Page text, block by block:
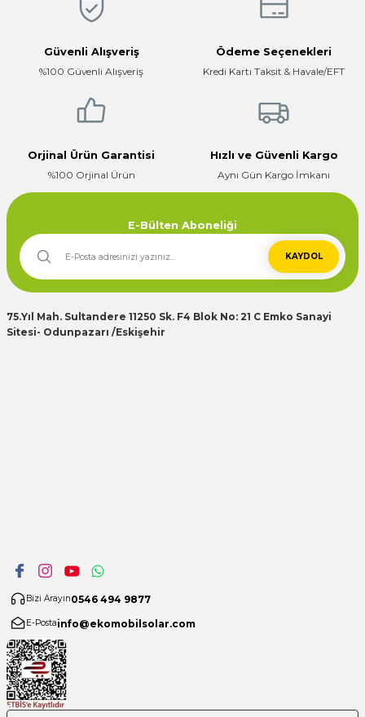
Ürün fiyatı diğer sitelerden daha pahalı.
Mustafa ünlü | 31/12/2025
Firma hızlı ve ilgili
Çok ilgili firma fiyatları uygun.
Deneyimini Paylaş
Güvenli Alışveriş
%100 Güvenli Alışveriş
Ödeme Seçenekleri
Kredi Kartı Taksit & Havale/EFT
Orjinal Ürün Garantisi
%100 Orjinal Ürün
Hızlı ve Güvenli Kargo
Aynı Gün Kargo İmkanı
E-Bülten Aboneliği
KAYDOL
75.Yıl Mah. Sultandere 11250 Sk. F4 Blok No: 21 C Emko Sanayi
Sitesi- Odunpazarı /Eskişehir
Bizi Arayın0546 494 9877
E-Postainfo@ekomobilsolar.com